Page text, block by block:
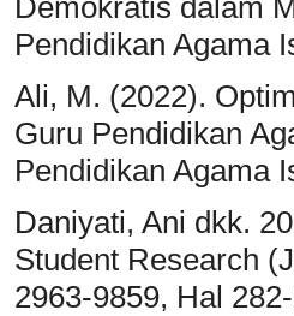
Pendidikan Agama
Ali, M. (2022).
Guru Pendidikan
Pendidikan Agama
Daniyati, Ani dkk.
Student Research
2963-9859, Hal